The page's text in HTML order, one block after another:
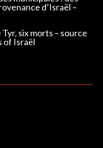
d’Israël –
six morts – source
of Israël